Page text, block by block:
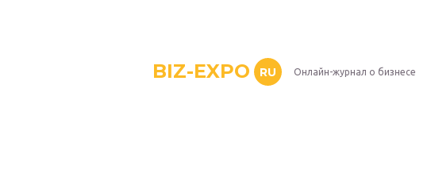
BIZ-EXPO RU Онлайн-журнал о бизнесе